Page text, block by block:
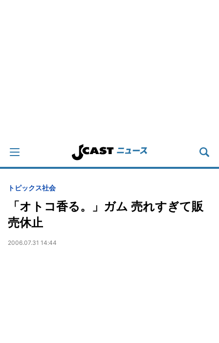
トピックス社会
「オトコ香る。」ガム 売れすぎて販
売休止
2006.07.31 14:44